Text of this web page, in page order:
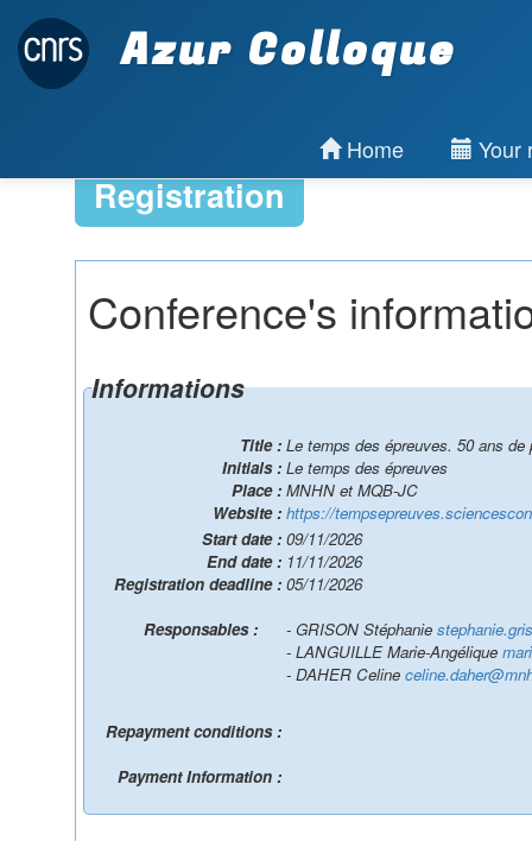
Azur Colloque
Home Your
Registration
Conference's
Informations
Title : Le temps des épreuves. 50 ans
Initials : Le temps des épreuves
Place : MNHN et MQB-JC
Website : https://
Start date : 09/11/2026
End date : 11/11/2026
Registration deadline : 05/11/2026
- GRISON Stéphanie
- LANGUILLE Marie-Angélique
- DAHER Celine
Repayment conditions :
Payment Information :